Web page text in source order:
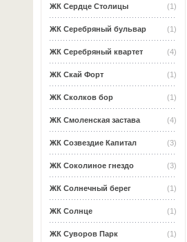
(1)
ЖК Сердце Столицы
(1)
ЖК Серебряный бульвар
(4)
ЖК Серебряный квартет
(1)
ЖК Скай Форт
(1)
ЖК Сколков бор
(4)
ЖК Смоленская застава
(3)
ЖК Созвездие Капитал
(3)
ЖК Соколиное гнездо
(1)
ЖК Солнечный берег
(1)
ЖК Солнце
(1)
ЖК Суворов Парк